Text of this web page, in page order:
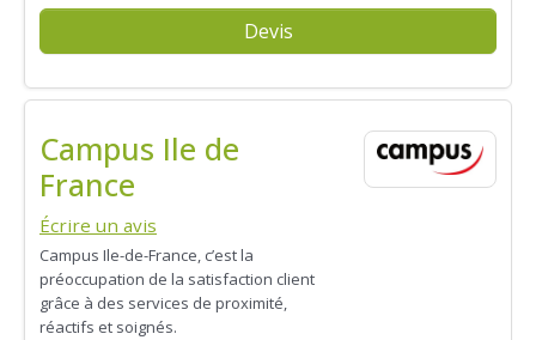
Devis
Campus Ile de
France
Écrire un avis
Campus Ile-de-France, c’est la
préoccupation de la satisfaction client
grâce à des services de proximité,
réactifs et soignés.